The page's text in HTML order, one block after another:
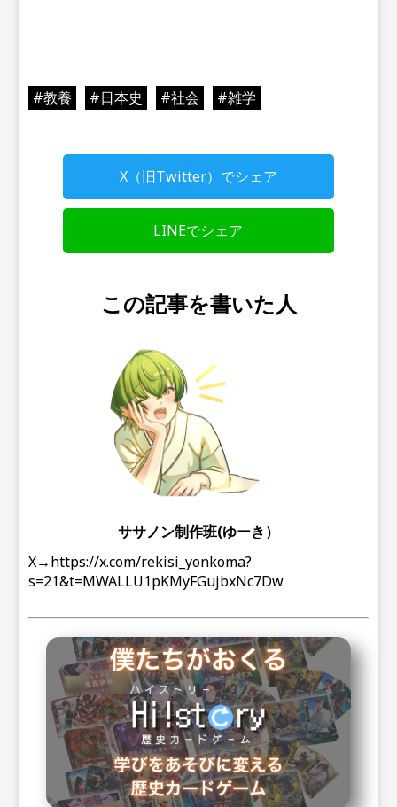
#教養 #日本史 #社会 #雑学
X（旧Twitter）でシェア
LINEでシェア
この記事を書いた人
ササノン制作班(ゆーき）
X→https://x.com/rekisi_yonkoma?
s=21&t=MWALLU1pKMyFGujbxNc7Dw